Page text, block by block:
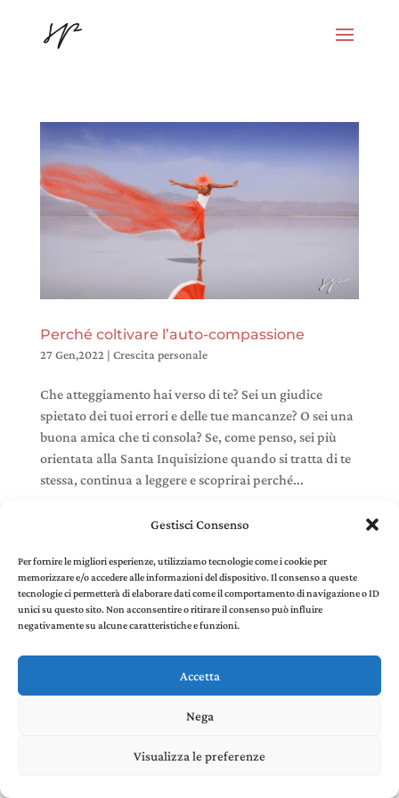
Gestisci Consenso
Per fornire le migliori esperienze, utilizziamo tecnologie come i cookie per
memorizzare e/o accedere alle informazioni del dispositivo. Il consenso a queste
tecnologie ci permetterà di elaborare dati come il comportamento di navigazione o ID
unici su questo sito. Non acconsentire o ritirare il consenso può influire
negativamente su alcune caratteristiche e funzioni.
Accetta
Nega
Visualizza le preferenze
Perché coltivare l’auto-compassione
27 Gen,2022| Crescita personale
Che atteggiamento hai verso di te? Sei un giudice
spietato dei tuoi errori e delle tue mancanze? O sei una
buona amica che ti consola? Se, come penso, sei più
orientata alla Santa Inquisizione quando si tratta di te
stessa, continua a leggere e scoprirai perché...
Stefania Panelli © 2022 - P. IVA 02385410507 |Privacy
and Cookie Policycreated by Environments di
Riccardo Panelli